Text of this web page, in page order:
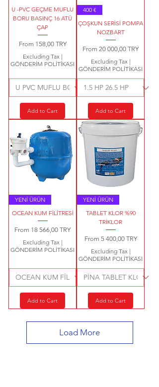
U -PVC GEÇME MUFLU
BORU BASINÇ 16 ATÜ
ÇAP
From 158,00 TRY
Sale Price
Excluding Tax|
GÖNDERİM POLİTİKASI
Add to Cart
400 €
ÇOŞKUN SERİSİ POMPA
NOZBART
From 20 000,00 TRY
Sale Price
Excluding Tax|
GÖNDERİM POLİTİKASI
Add to Cart
YENİ ÜRÜN
OCEAN KUM FİLİTRESİ
From 18 566,00 TRY
Sale Price
Excluding Tax |
GÖNDERİM POLİTİKASI
Add to Cart
YENİ ÜRÜN
TABLET KLOR %90
TRİKLOR
From 5 400,00 TRY
Sale Price
Excluding Tax |
GÖNDERİM POLİTİKASI
Add to Cart
Load More